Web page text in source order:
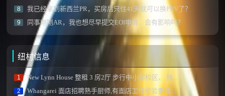
8 我已经拿到新西兰PR，买房后只住41天就可以换PRV了？
9 同事刚刚AR，我也想尽早提交EOI申请，会有影响吗？
纽村信息
1 New Lynn House 整租 3 房2厅 步行中小学校区、 独...
2 Whangarei 面店招聘熟手厨师,有面店工作经验更佳...